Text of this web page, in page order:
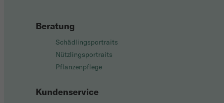
Beratung
Schädlingsportraits
Nützlingsportraits
Pflanzenpflege
Kundenservice